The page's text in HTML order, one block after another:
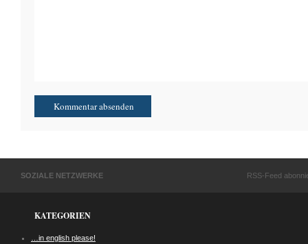
SOZIALE NETZWERKE RSS-Feed
KATEGORIEN
…in english please!